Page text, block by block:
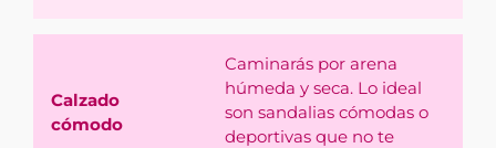
Calzado
cómodo
Caminarás por arena
húmeda y seca. Lo ideal
son sandalias cómodas o
deportivas que no te